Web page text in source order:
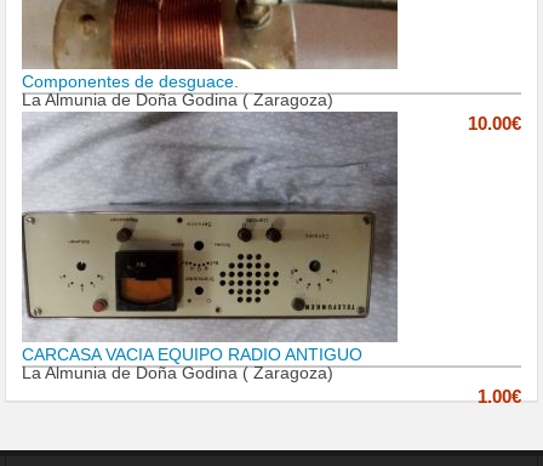
Componentes de desguace.
La Almunia de Doña Godina ( Zaragoza)
10.00€
CARCASA VACIA EQUIPO RADIO ANTIGUO
La Almunia de Doña Godina ( Zaragoza)
1.00€